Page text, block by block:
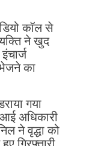
कॉल से
ने खुद
का
गया
अधिकारी
ने वृद्धा को